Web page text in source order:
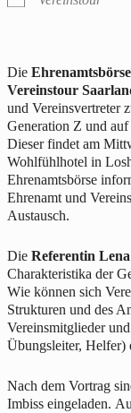
Die
Vereinstour
und Vereinsvertreter
Generation Z und auf
Dieser findet am
Wohlfühlhotel in
Ehrenamtsbörse
Ehrenamt und
Austausch.
Die Referentin
Charakteristika der
Wie können sich
Strukturen und des
Vereinsmitgliederund
Übungsleiter, Helfer)
Nach dem Vortrag
Imbiss eingeladen.